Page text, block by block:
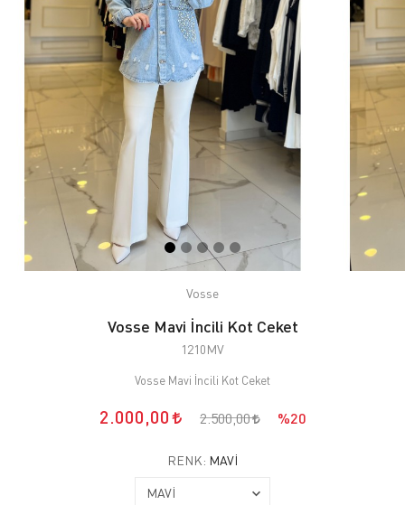
Vosse
Vosse Mavi İncili Kot Ceket
1210MV
Vosse Mavi İncili Kot Ceket
2.000,00 2.500,00 %20
RENK: MAVİ